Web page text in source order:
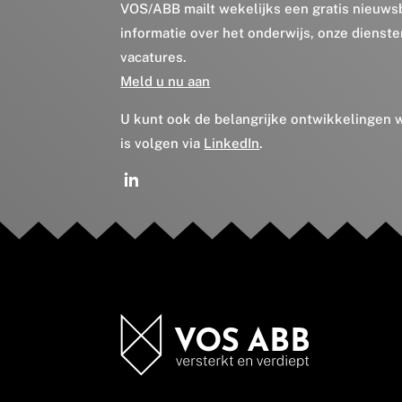
VOS/ABB mailt wekelijks een gratis
informatie over het onderwijs, onze
vacatures.
Meld u nu aan
U kunt ook de belangrijke ontwikkelingen
is volgen via LinkedIn.